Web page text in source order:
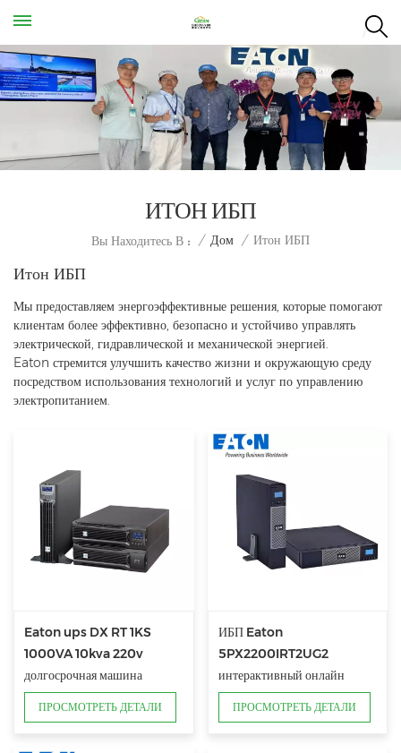
ИТОН ИБП
Вы Находитесь В : / Дом / Итон ИБП
Итон ИБП
Мы предоставляем энергоэффективные решения, которые помогают
клиентам более эффективно, безопасно и устойчиво управлять
электрической, гидравлической и механической энергией.
Eaton стремится улучшить качество жизни и окружающую среду
посредством использования технологий и услуг по управлению
электропитанием.
Eaton ups DX RT 1KS
1000VA 10kva 220v
долгосрочная машина
ПРОСМОТРЕТЬ ДЕТАЛИ
ИБП Eaton
5PX2200IRT2UG2
интерактивный онлайн
ПРОСМОТРЕТЬ ДЕТАЛИ